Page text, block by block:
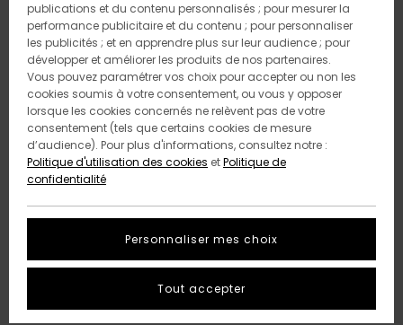
publications et du contenu personnalisés ; pour mesurer la
performance publicitaire et du contenu ; pour personnaliser
les publicités ; et en apprendre plus sur leur audience ; pour
développer et améliorer les produits de nos partenaires.
Vous pouvez paramétrer vos choix pour accepter ou non les
cookies soumis à votre consentement, ou vous y opposer
lorsque les cookies concernés ne relèvent pas de votre
consentement (tels que certains cookies de mesure
d’audience). Pour plus d'informations, consultez notre :
Politique d'utilisation des cookies etPolitique de
confidentialité
Personnaliser mes choix
Tout accepter